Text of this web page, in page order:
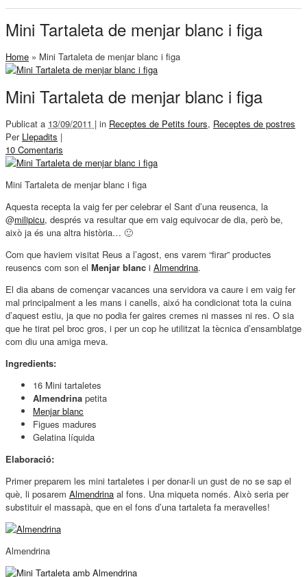
Mini Tartaleta de menjar blanc i figa
Home » Mini Tartaleta de menjar blanc i figa
Mini Tartaleta de menjar blanc i figa
Publicat a 13/09/2011 | in Receptes de Petits fours, Receptes de postres
Per Llepadits |
10 Comentaris
Mini Tartaleta de menjar blanc i figa
Aquesta recepta la vaig fer per celebrar el Sant d’una reusenca, la
@milipicu, després va resultar que em vaig equivocar de dia, però be,
això ja és una altra història… 🙂
Com que haviem visitat Reus a l’agost, ens varem “firar” productes
reusencs com son el Menjar blanc i Almendrina.
El dia abans de començar vacances una servidora va caure i em vaig fer
mal principalment a les mans i canells, aixó ha condicionat tota la cuina
d’aquest estiu, ja que no podia fer gaires cremes ni masses ni res. O sia
que he tirat pel broc gros, i per un cop he utilitzat la tècnica d’ensamblatge
com diu una amiga meva.
Ingredients:
16 Mini tartaletes
Almendrina petita
Menjar blanc
Figues madures
Gelatina líquida
Elaboració:
Primer preparem les mini tartaletes i per donar-li un gust de no se sap el
què, li posarem Almendrina al fons. Una miqueta només. Això seria per
substituir el massapà, que en el fons d’una tartaleta fa meravelles!
Almendrina